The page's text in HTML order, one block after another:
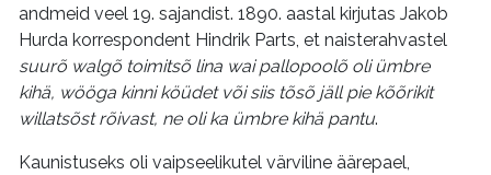
andmeid veel 19. sajandist. 1890. aastal kirjutas Jakob
Hurda korrespondent Hindrik Parts, et naisterahvastel
suurõ walgõ toimitsõ lina wai pallopoolõ oli ümbre
kihä, wööga kinni köüdet või siis tõsõ jäll pie kõõrikit
willatsõst rõivast, ne oli ka ümbre kihä pantu.
Kaunistuseks oli vaipseelikutel värviline äärepael,